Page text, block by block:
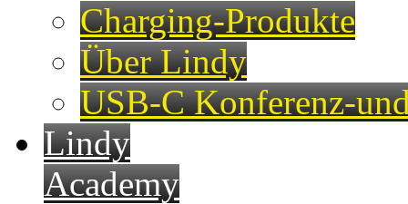
Charging-Produkte
Über Lindy
USB-C Konferenz-
Lindy
Academy